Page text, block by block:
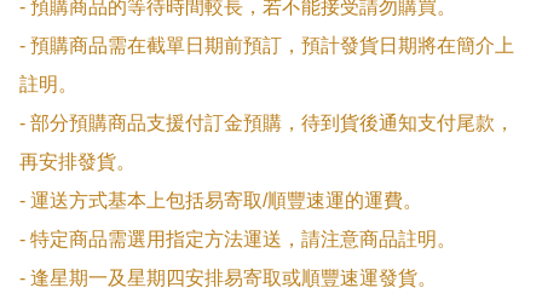
- 預購商品的等待時間較長，若不能接受請勿購買。
- 預購商品需在截單日期前預訂，預計發貨日期將在簡介上
註明。
- 部分預購商品支援付訂金預購，待到貨後通知支付尾款，
再安排發貨。
- 運送方式基本上包括易寄取/順豐速運的運費。
- 特定商品需選用指定方法運送，請注意商品註明。
- 逢星期一及星期四安排易寄取或順豐速運發貨。